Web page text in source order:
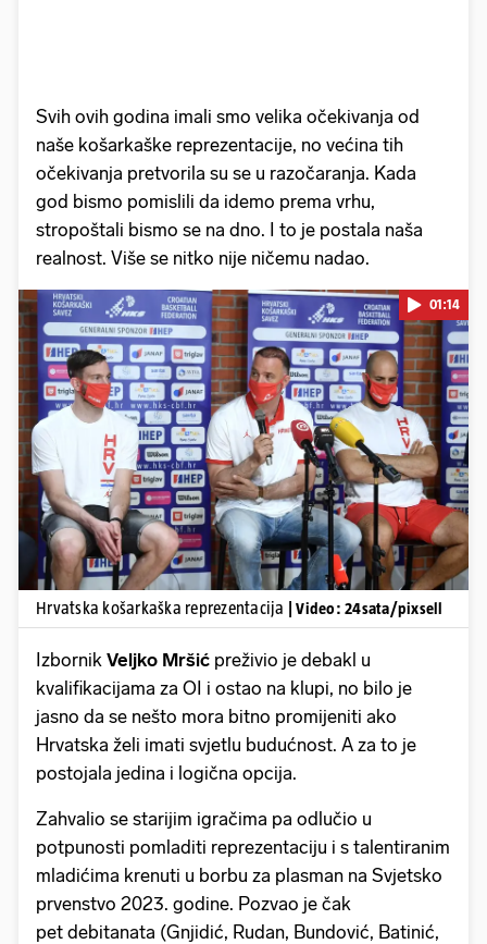
Svih ovih godina imali smo velika očekivanja od
naše košarkaške reprezentacije, no većina tih
očekivanja pretvorila su se u razočaranja. Kada
god bismo pomislili da idemo prema vrhu,
stropoštali bismo se na dno. I to je postala naša
realnost. Više se nitko nije ničemu nadao.
Pokretanje videa...
01:14
Hrvatska košarkaška reprezentacija | Video: 24sata/pixsell
Izbornik Veljko Mršić preživio je debakl u
kvalifikacijama za OI i ostao na klupi, no bilo je
jasno da se nešto mora bitno promijeniti ako
Hrvatska želi imati svjetlu budućnost. A za to je
postojala jedina i logična opcija.
Zahvalio se starijim igračima pa odlučio u
potpunosti pomladiti reprezentaciju i s talentiranim
mladićima krenuti u borbu za plasman na Svjetsko
prvenstvo 2023. godine. Pozvao je čak
pet debitanata (Gnjidić, Rudan, Bundović, Batinić,